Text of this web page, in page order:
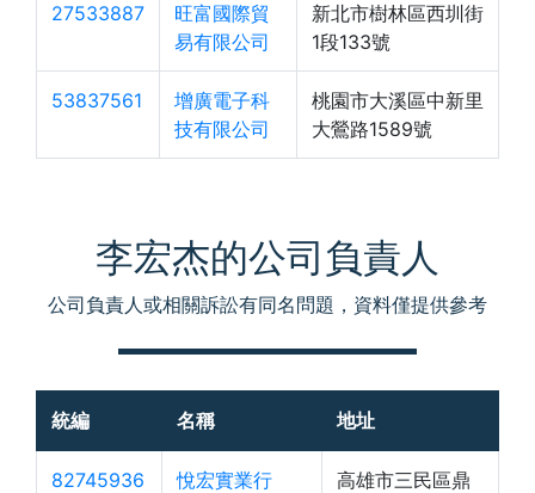
27533887
旺富國際貿
易有限公司
新北市樹林區西圳街
1段133號
53837561
增廣電子科
技有限公司
桃園市大溪區中新里
大鶯路1589號
李宏杰的公司負責人
公司負責人或相關訴訟有同名問題，資料僅提供參考
統編 名稱 地址
82745936 悅宏實業行
高雄市三民區鼎